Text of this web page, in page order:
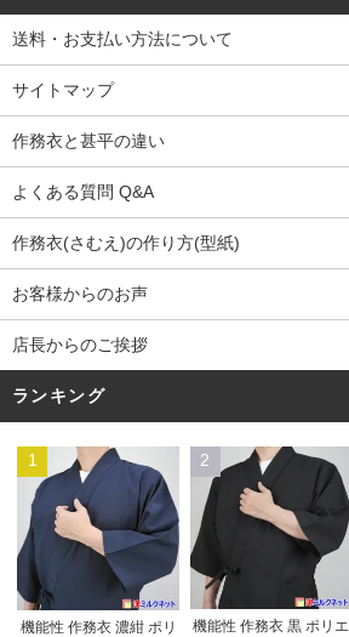
送料・お支払い方法について
サイトマップ
作務衣と甚平の違い
よくある質問 Q&A
作務衣(さむえ)の作り方(型紙)
お客様からのお声
店長からのご挨拶
ランキング
1
機能性 作務衣 濃紺 ポリ
2
機能性 作務衣 黒 ポリエ